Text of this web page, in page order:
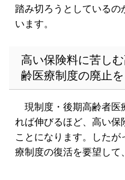
踏み切ろうとしているの
います。
高い保険料に苦し
齢医療制度の廃止を
現制度・後期高齢者医
れば伸びるほど、高い保
ことになります。した
療制度の復活を要望して